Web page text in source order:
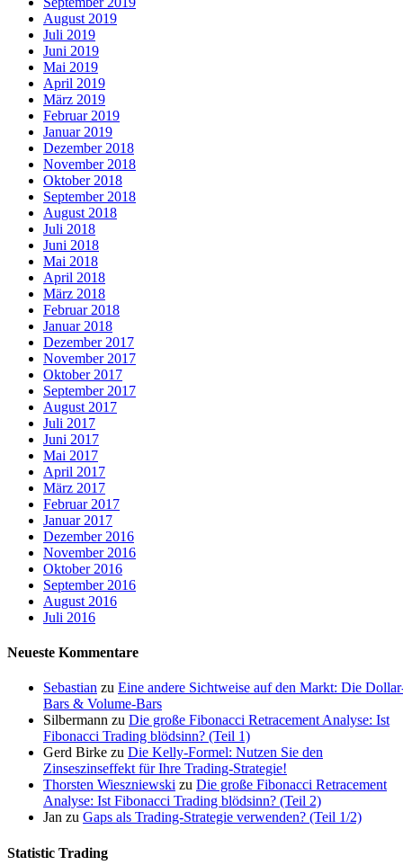
August 2019
Juli 2019
Juni 2019
Mai 2019
April 2019
März 2019
Februar 2019
Januar 2019
Dezember 2018
November 2018
Oktober 2018
September 2018
August 2018
Juli 2018
Juni 2018
Mai 2018
April 2018
März 2018
Februar 2018
Januar 2018
Dezember 2017
November 2017
Oktober 2017
September 2017
August 2017
Juli 2017
Juni 2017
Mai 2017
April 2017
März 2017
Februar 2017
Januar 2017
Dezember 2016
November 2016
Oktober 2016
September 2016
August 2016
Juli 2016
Neueste Kommentare
Sebastian zu Eine andere Sichtweise auf den Markt: Die
Bars & Volume-Bars
Silbermann zu Die große Fibonacci Retracement Analyse: Ist
Fibonacci Trading blödsinn? (Teil 1)
Gerd Birke zu Die Kelly-Formel: Nutzen Sie den
Zinseszinseffekt für Ihre Trading-Strategie!
Thorsten Wieszniewski zu Die große Fibonacci Retracement
Analyse: Ist Fibonacci Trading blödsinn? (Teil 2)
Jan zu Gaps als Trading-Strategie verwenden? (Teil 1/2)
Statistic Trading